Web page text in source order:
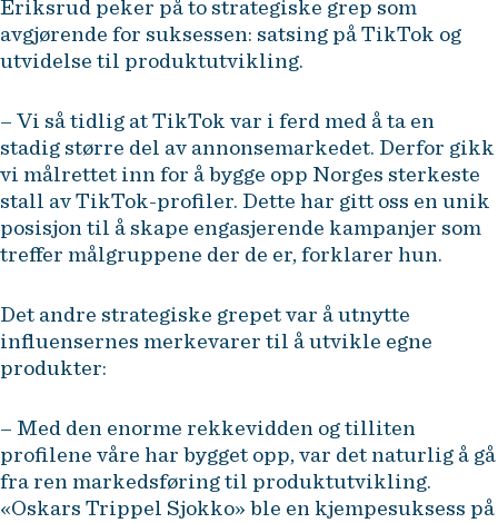
Eriksrud peker på to strategiske grep som
avgjørende for suksessen: satsing på TikTok og
utvidelse til produktutvikling.
– Vi så tidlig at TikTok var i ferd med å ta en
stadig større del av annonsemarkedet. Derfor gikk
vi målrettet inn for å bygge opp Norges sterkeste
stall av TikTok-profiler. Dette har gitt oss en unik
posisjon til å skape engasjerende kampanjer som
treffer målgruppene der de er, forklarer hun.
Det andre strategiske grepet var å utnytte
influensernes merkevarer til å utvikle egne
produkter:
– Med den enorme rekkevidden og tilliten
profilene våre har bygget opp, var det naturlig å gå
fra ren markedsføring til produktutvikling.
«Oskars Trippel Sjokko» ble en kjempesuksess på